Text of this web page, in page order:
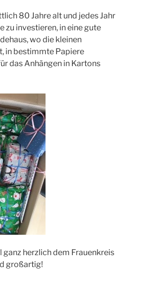
80 Jahre alt und jedes Jahr
zu investieren, in eine gute
wo die kleinen
in bestimmte Papiere
das Anhängen in Kartons
ganz herzlich dem Frauenkreis
großartig!